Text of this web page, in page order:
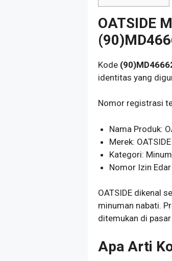
OATSIDE
Kode
identitas yang
Nomor registrasi
Nama Produk:
Merek: OATSIDE
Kategori:
Nomor Izin
OATSIDE dikenal
minuman nabati.
ditemukan di
Apa Arti